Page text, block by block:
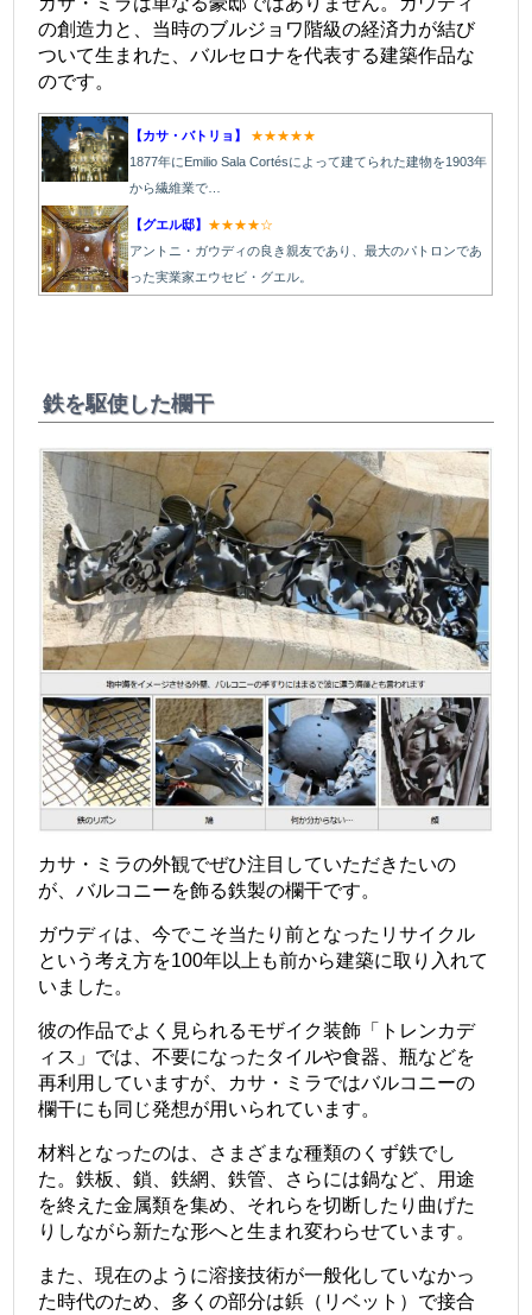
の創造力と、当時のブルジョワ階級の経済力が結び
ついて生まれた、バルセロナを代表する建築作品な
のです。
【カサ・バトリョ】 ★★★★★
1877年にEmilio Sala Cortésによって建てられた建物を1903年
から繊維業で…
【グエル邸】 ★★★★☆
アントニ・ガウディの良き親友であり、最大のパトロンであ
った実業家エウセビ・グエル。
鉄を駆使した欄干
カサ・ミラの外観でぜひ注目していただきたいの
が、バルコニーを飾る鉄製の欄干です。
ガウディは、今でこそ当たり前となったリサイクル
という考え方を100年以上も前から建築に取り入れて
いました。
彼の作品でよく見られるモザイク装飾「トレンカデ
ィス」では、不要になったタイルや食器、瓶などを
再利用していますが、カサ・ミラではバルコニーの
欄干にも同じ発想が用いられています。
材料となったのは、さまざまな種類のくず鉄でし
た。鉄板、鎖、鉄網、鉄管、さらには鍋など、用途
を終えた金属類を集め、それらを切断したり曲げた
りしながら新たな形へと生まれ変わらせています。
また、現在のように溶接技術が一般化していなかっ
た時代のため、多くの部分は鋲（リベット）で接合